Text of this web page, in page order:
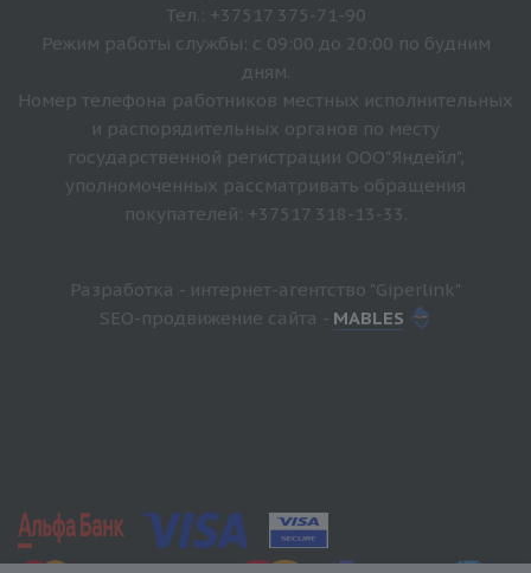
Тел.: +37517 375-71-90
Режим работы службы: с 09:00 до 20:00 по будним
дням.
Номер телефона работников местных исполнительных
и распорядительных органов по месту
государственной регистрации ООО"Яндейл",
уполномоченных рассматривать обращения
покупателей: +37517 318-13-33.
Разработка - интернет-агентство "Giperlink"
SEO-продвижение сайта - MABLES